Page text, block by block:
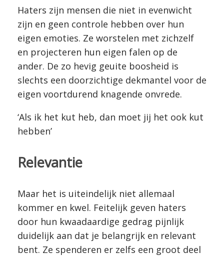
Haters zijn mensen die niet in evenwicht
zijn en geen controle hebben over hun
eigen emoties. Ze worstelen met zichzelf
en projecteren hun eigen falen op de
ander. De zo hevig geuite boosheid is
slechts een doorzichtige dekmantel voor de
eigen voortdurend knagende onvrede.
‘Als ik het kut heb, dan moet jij het ook kut
hebben’
Relevantie
Maar het is uiteindelijk niet allemaal
kommer en kwel. Feitelijk geven haters
door hun kwaadaardige gedrag pijnlijk
duidelijk aan dat je belangrijk en relevant
bent. Ze spenderen er zelfs een groot deel